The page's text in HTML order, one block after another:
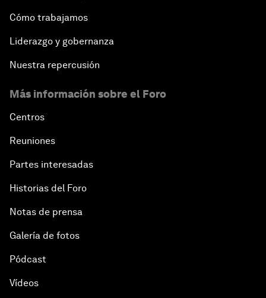
Cómo trabajamos
Liderazgo y gobernanza
Nuestra repercusión
Más información sobre el Foro
Centros
Reuniones
Partes interesadas
Historias del Foro
Notas de prensa
Galería de fotos
Pódcast
Vídeos